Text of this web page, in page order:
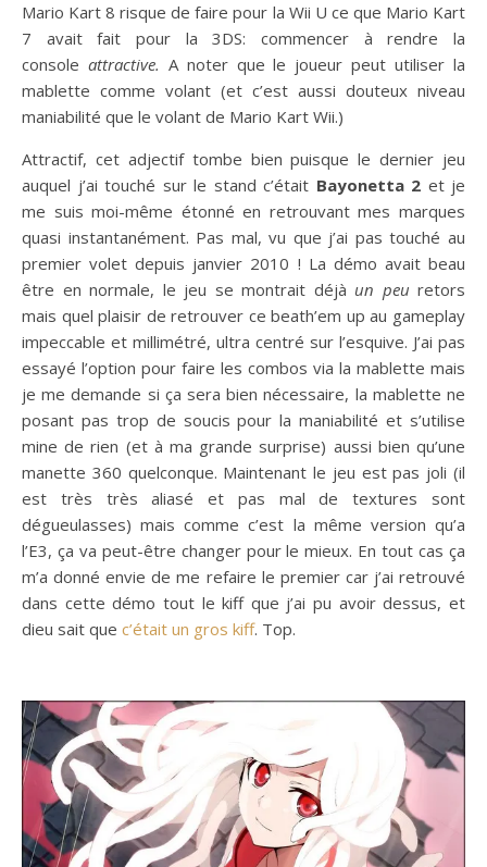
Mario Kart 8 risque de faire pour la Wii U ce que Mario Kart
7 avait fait pour la 3DS: commencer à rendre la
console attractive. A noter que le joueur peut utiliser la
mablette comme volant (et c’est aussi douteux niveau
maniabilité que le volant de Mario Kart Wii.)
Attractif, cet adjectif tombe bien puisque le dernier jeu
auquel j’ai touché sur le stand c’était Bayonetta 2 et je
me suis moi-même étonné en retrouvant mes marques
quasi instantanément. Pas mal, vu que j’ai pas touché au
premier volet depuis janvier 2010 ! La démo avait beau
être en normale, le jeu se montrait déjà un peu retors
mais quel plaisir de retrouver ce beath’em up au gameplay
impeccable et millimétré, ultra centré sur l’esquive. J’ai pas
essayé l’option pour faire les combos via la mablette mais
je me demande si ça sera bien nécessaire, la mablette ne
posant pas trop de soucis pour la maniabilité et s’utilise
mine de rien (et à ma grande surprise) aussi bien qu’une
manette 360 quelconque. Maintenant le jeu est pas joli (il
est très très aliasé et pas mal de textures sont
dégueulasses) mais comme c’est la même version qu’a
l’E3, ça va peut-être changer pour le mieux. En tout cas ça
m’a donné envie de me refaire le premier car j’ai retrouvé
dans cette démo tout le kiff que j’ai pu avoir dessus, et
dieu sait que c’était un gros kiff. Top.